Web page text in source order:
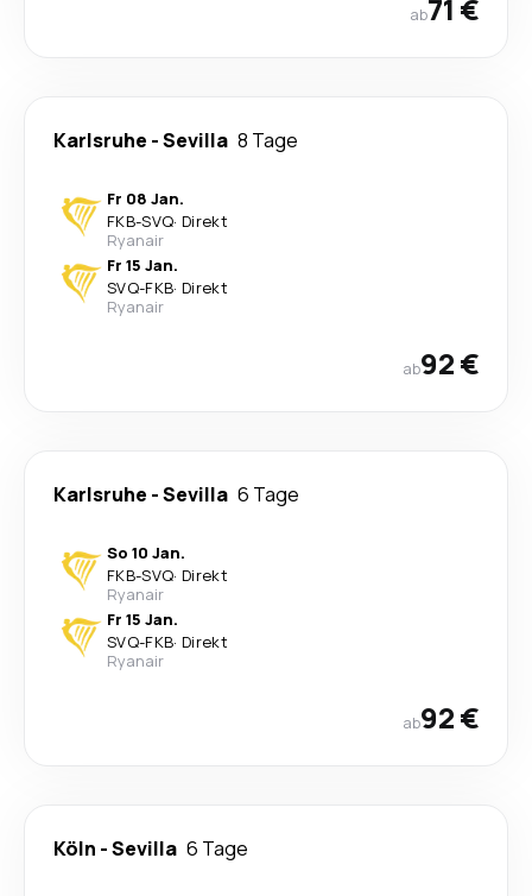
ab71 €
Karlsruhe -Sevilla 8 Tage
Fr 08 Jan.
FKB-SVQ· Direkt
Ryanair
Fr 15 Jan.
SVQ-FKB· Direkt
Ryanair
ab92 €
Karlsruhe -Sevilla 6 Tage
So 10 Jan.
FKB-SVQ· Direkt
Ryanair
Fr 15 Jan.
SVQ-FKB· Direkt
Ryanair
ab92 €
Köln -Sevilla 6 Tage